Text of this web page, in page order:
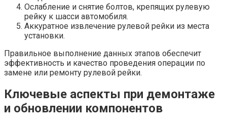
Ослабление и снятие болтов, крепящих рулевую
рейку к шасси автомобиля.
Аккуратное извлечение рулевой рейки из места
установки.
Правильное выполнение данных этапов обеспечит
эффективность и качество проведения операции по
замене или ремонту рулевой рейки.
Ключевые аспекты при демонтаже
и обновлении компонентов